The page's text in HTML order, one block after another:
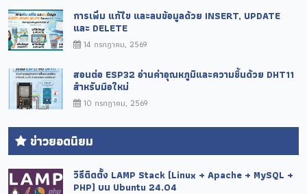
การเพิ่ม แก้ไข และลบข้อมูลด้วย INSERT, UPDATE
และ DELETE
14 กรกฎาคม, 2569
สอนต่อ ESP32 อ่านค่าอุณหภูมิและความชื้นด้วย DHT11
สำหรับมือใหม่
10 กรกฎาคม, 2569
ข่าวยอดนิยม
วิธีติดตั้ง LAMP Stack (Linux + Apache + MySQL +
PHP) บน Ubuntu 24.04